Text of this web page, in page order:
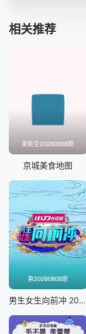
相关推荐
更新至20260808期
京城美食地图
第20260808期
男生女生向前冲 2025